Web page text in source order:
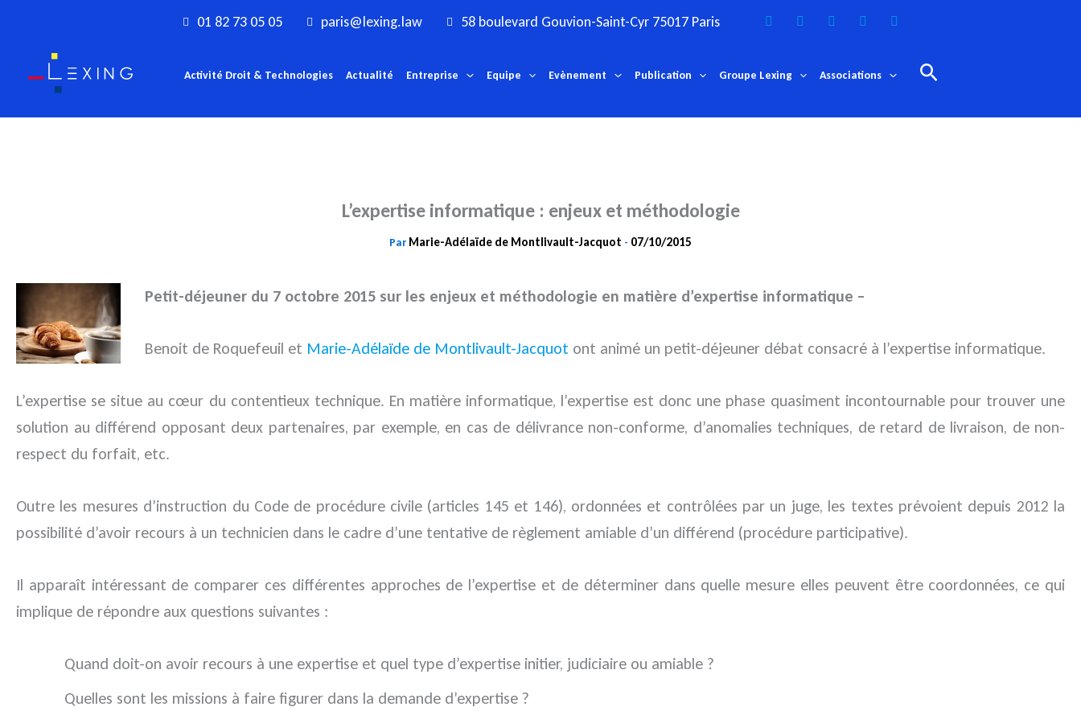
contenu
01 82 73 05 05 paris@lexing.law 58 boulevard Gouvion-Saint-Cyr 75017 Paris
Activité Droit & Technologies Actualité Entreprise Equipe Evènement Publication Groupe Lexing Associations Rechercher
L’expertise informatique : enjeux et méthodologie
Par Marie-Adélaïde de Montlivault-Jacquot - 07/10/2015
Petit-déjeuner du 7 octobre 2015 sur les enjeux et méthodologie en matière d’expertise informatique –
Benoit de Roquefeuil et Marie-Adélaïde de Montlivault-Jacquot ont animé un petit-déjeuner débat consacré à l’expertise informatique.
L’expertise se situe au cœur du contentieux technique. En matière informatique, l’expertise est donc une phase quasiment incontournable pour trouver une
solution au différend opposant deux partenaires, par exemple, en cas de délivrance non-conforme, d’anomalies techniques, de retard de livraison, de non-
respect du forfait, etc.
Outre les mesures d’instruction du Code de procédure civile (articles 145 et 146), ordonnées et contrôlées par un juge, les textes prévoient depuis 2012 la
possibilité d’avoir recours à un technicien dans le cadre d’une tentative de règlement amiable d’un différend (procédure participative).
Il apparaît intéressant de comparer ces différentes approches de l’expertise et de déterminer dans quelle mesure elles peuvent être coordonnées, ce qui
implique de répondre aux questions suivantes :
Quand doit-on avoir recours à une expertise et quel type d’expertise initier, judiciaire ou amiable ?
Quelles sont les missions à faire figurer dans la demande d’expertise ?